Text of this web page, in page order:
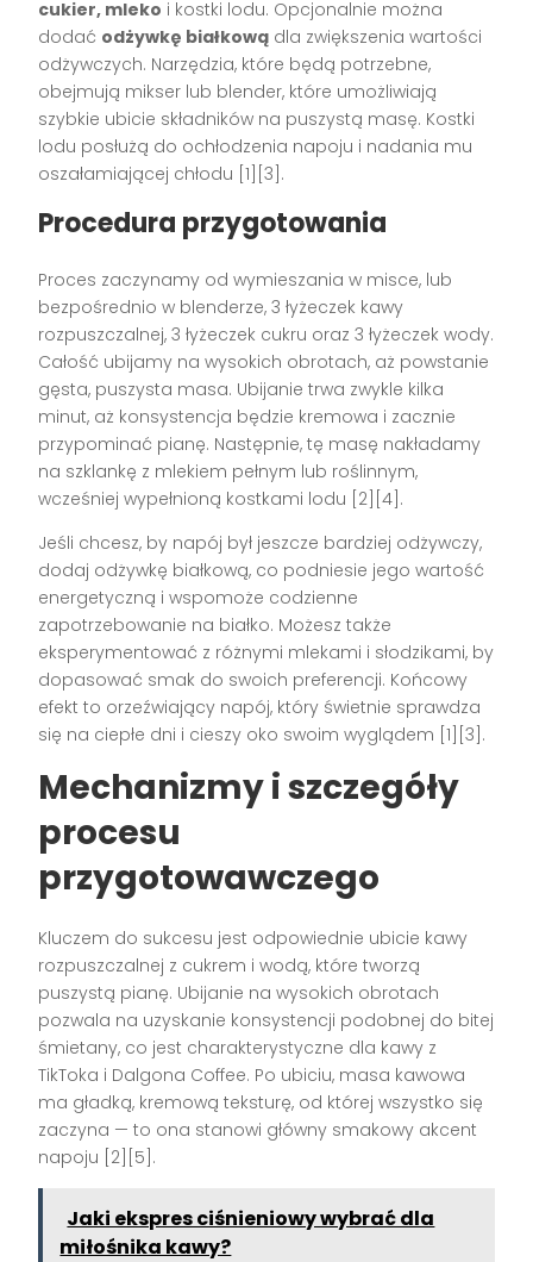
cukier, mleko i kostki lodu. Opcjonalnie można
dodać odżywkę białkową dla zwiększenia wartości
odżywczych. Narzędzia, które będą potrzebne,
obejmują mikser lub blender, które umożliwiają
szybkie ubicie składników na puszystą masę. Kostki
lodu posłużą do ochłodzenia napoju i nadania mu
oszałamiającej chłodu [1][3].
Procedura przygotowania
Proces zaczynamy od wymieszania w misce, lub
bezpośrednio w blenderze, 3 łyżeczek kawy
rozpuszczalnej, 3 łyżeczek cukru oraz 3 łyżeczek wody.
Całość ubijamy na wysokich obrotach, aż powstanie
gęsta, puszysta masa. Ubijanie trwa zwykle kilka
minut, aż konsystencja będzie kremowa i zacznie
przypominać pianę. Następnie, tę masę nakładamy
na szklankę z mlekiem pełnym lub roślinnym,
wcześniej wypełnioną kostkami lodu [2][4].
Jeśli chcesz, by napój był jeszcze bardziej odżywczy,
dodaj odżywkę białkową, co podniesie jego wartość
energetyczną i wspomoże codzienne
zapotrzebowanie na białko. Możesz także
eksperymentować z różnymi mlekami i słodzikami, by
dopasować smak do swoich preferencji. Końcowy
efekt to orzeźwiający napój, który świetnie sprawdza
się na ciepłe dni i cieszy oko swoim wyglądem [1][3].
Mechanizmy i szczegóły
procesu
przygotowawczego
Kluczem do sukcesu jest odpowiednie ubicie kawy
rozpuszczalnej z cukrem i wodą, które tworzą
puszystą pianę. Ubijanie na wysokich obrotach
pozwala na uzyskanie konsystencji podobnej do bitej
śmietany, co jest charakterystyczne dla kawy z
TikToka i Dalgona Coffee. Po ubiciu, masa kawowa
ma gładką, kremową teksturę, od której wszystko się
zaczyna — to ona stanowi główny smakowy akcent
napoju [2][5].
Jaki ekspres ciśnieniowy wybrać dla
miłośnika kawy?